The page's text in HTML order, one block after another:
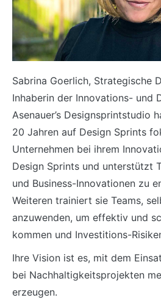
Sabrina Goerlich, Strategische
Inhaberin der Innovations- und
Asenauer’s Designsprintstudio
20 Jahren auf Design Sprints
Unternehmen bei ihrem
Design Sprints und unterstützt
und Business-Innovationen zu
Weiteren trainiert sie Teams,
anzuwenden, um effektiv und
kommen und Investitions-
Ihre Vision ist es, mit dem
bei Nachhaltigkeitsprojekten
erzeugen.